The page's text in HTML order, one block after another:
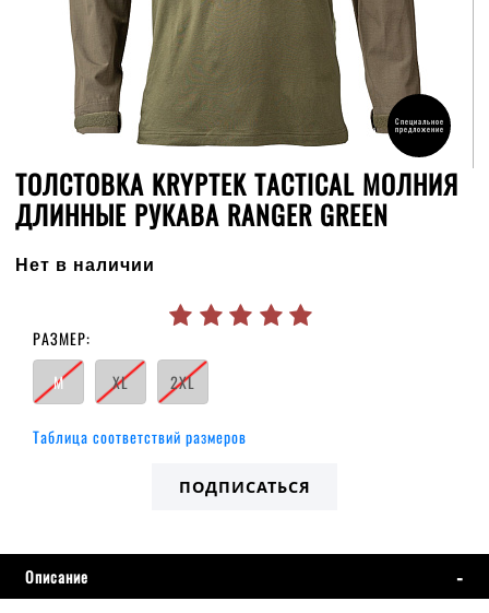
Специальное
предложение
ТОЛСТОВКА KRYPTEK TACTICAL МОЛНИЯ
ДЛИННЫЕ РУКАВА RANGER GREEN
Нет в наличии
РАЗМЕР:
M
XL 2XL
Таблица соответствий размеров
ПОДПИСАТЬСЯ
Описание